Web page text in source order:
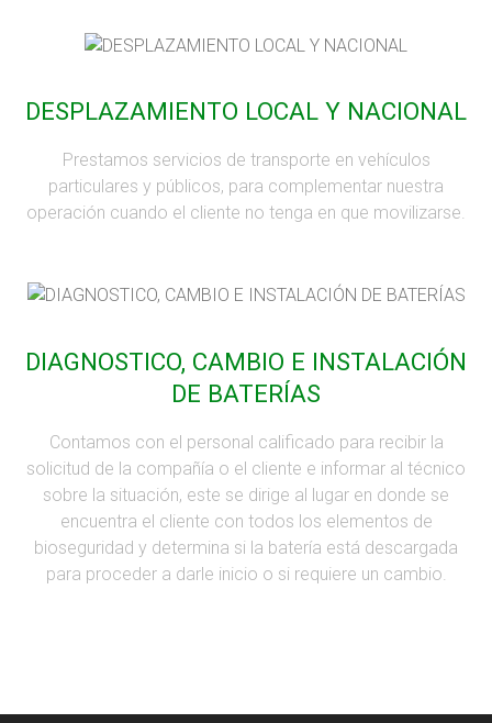
DESPLAZAMIENTO LOCAL Y NACIONAL
Prestamos servicios de transporte en vehículos
particulares y públicos, para complementar nuestra
operación cuando el cliente no tenga en que movilizarse.
DIAGNOSTICO, CAMBIO E INSTALACIÓN
DE BATERÍAS
Contamos con el personal calificado para recibir la
solicitud de la compañía o el cliente e informar al técnico
sobre la situación, este se dirige al lugar en donde se
encuentra el cliente con todos los elementos de
bioseguridad y determina si la batería está descargada
para proceder a darle inicio o si requiere un cambio.